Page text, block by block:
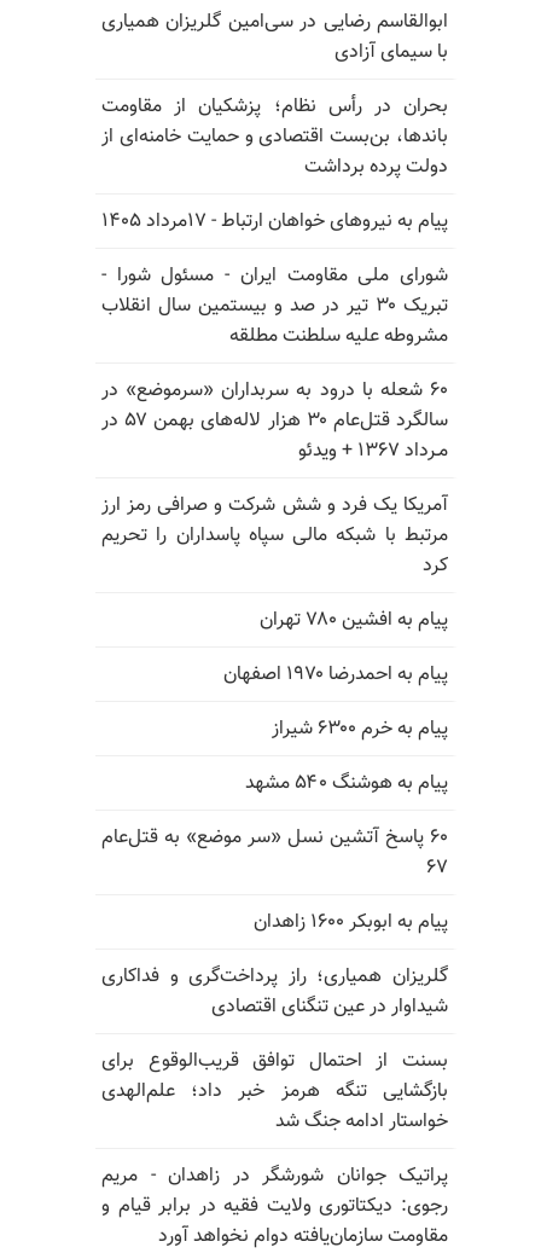
ابوالقاسم رضایی در سی‌امین گلریزان همیاری
با سیمای آزادی
بحران در رأس نظام؛ پزشکیان از مقاومت
باندها، بن‌بست اقتصادی و حمایت خامنه‌ای از
دولت پرده برداشت
پیام به نیروهای خواهان ارتباط - ۱۷مرداد ۱۴۰۵
شورای ملی مقاومت ایران - مسئول شورا -
تبریک ۳۰ تیر در صد و بیستمین سال انقلاب
مشروطه علیه سلطنت مطلقه
۶۰ شعله با درود به سربداران «سرموضع» در
سالگرد قتل‌عام ۳۰ هزار لاله‌های بهمن ۵۷ در
مـرداد ۱۳۶۷ + ویدئو
آمریکا یک فرد و شش شرکت و صرافی رمز ارز
مرتبط با شبکه مالی سپاه پاسداران را تحریم
کرد
پیام به افشین ۷۸۰ تهران
پیام به احمدرضا ۱۹۷۰ اصفهان
پیام به خرم ۶۳۰۰ شیراز
پیام به هوشنگ ۵۴۰ مشهد
۶۰ پاسخ آتشین نسل «سر موضع» به قتل‌عام
۶۷
پیام به ابوبکر ۱۶۰۰ زاهدان
گلریزان همیاری؛ راز پرداخت‌گری و فداکاری
شیداوار در عین تنگنای اقتصادی
بسنت از احتمال توافق قریب‌الوقوع برای
بازگشایی تنگه هرمز خبر داد؛ علم‌الهدی
خواستار ادامه جنگ شد
پراتیک جوانان شورشگر در زاهدان - مریم
رجوی: دیکتاتوری ولایت فقیه در برابر قیام و
مقاومت سازمان‌یافته دوام نخواهد آورد